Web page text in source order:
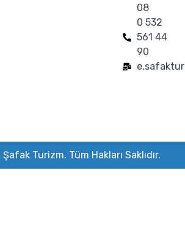
08
0 532
561 44
90
Turizm. Tüm Hakları Saklıdır.